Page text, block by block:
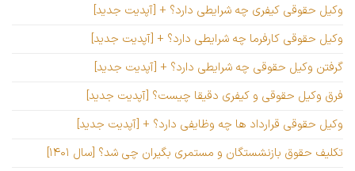
وکیل حقوقی کیفری چه شرایطی دارد؟ + [آپدیت جدید]
وکیل حقوقی کارفرما چه شرایطی دارد؟ + [آپدیت جدید]
گرفتن وکیل حقوقی چه شرایطی دارد؟ + [آپدیت جدید]
فرق وکیل حقوقی و کیفری دقیقا چیست؟ [آپدیت جدید]
وکیل حقوقی قرارداد ها چه وظایفی دارد؟ + [آپدیت جدید]
تکلیف حقوق بازنشستگان و مستمری بگیران چی شد؟ [سال ۱۴۰۱]